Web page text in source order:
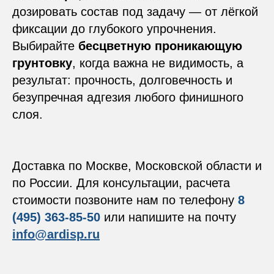
дозировать состав под задачу — от лёгкой
фиксации до глубокого упрочнения.
Выбирайте бесцветную проникающую
грунтовку, когда важна не видимость, а
результат: прочность, долговечность и
безупречная адгезия любого финишного
слоя.
Доставка по Москве, Московской области и
по России. Для консультации, расчета
стоимости позвоните нам по телефону 8
(495) 363-85-50 или напишите на почту
info@ardisp.ru
ARDIS